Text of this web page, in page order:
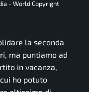
- World Copyright
la seconda
ma puntiamo ad
in vacanza,
ho potuto